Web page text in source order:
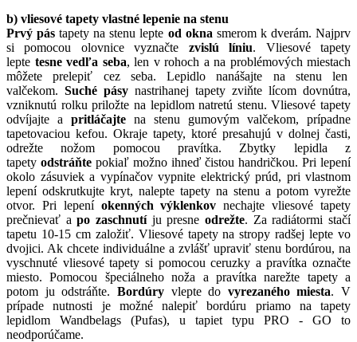
b) vliesové tapety vlastné lepenie na stenu
Prvý pás tapety na stenu lepte od okna smerom k dverám. Najprv
si pomocou olovnice vyznačte zvislú líniu. Vliesové tapety
lepte tesne vedľa seba, len v rohoch a na problémových miestach
môžete prelepiť cez seba. Lepidlo nanášajte na stenu len
valčekom. Suché pásy nastrihanej tapety zviňte lícom dovnútra,
vzniknutú rolku priložte na lepidlom natretú stenu. Vliesové tapety
odvíjajte a pritláčajte na stenu gumovým valčekom, prípadne
tapetovaciou kefou. Okraje tapety, ktoré presahujú v dolnej časti,
odrežte nožom pomocou pravítka. Zbytky lepidla z
tapety odstráňte pokiaľ možno ihneď čistou handričkou. Pri lepení
okolo zásuviek a vypínačov vypnite elektrický prúd, pri vlastnom
lepení odskrutkujte kryt, nalepte tapety na stenu a potom vyrežte
otvor. Pri lepení okenných výklenkov nechajte vliesové tapety
prečnievať apo zaschnutíju presneodrežte. Za radiátormi stačí
tapetu 10-15 cm založiť. Vliesové tapety na stropy radšej lepte vo
dvojici. Ak chcete individuálne a zvlášť upraviť stenu bordúrou, na
vyschnuté vliesové tapety si pomocou ceruzky a pravítka označte
miesto. Pomocou špeciálneho noža a pravítka narežte tapety a
potom ju odstráňte. Bordúry vlepte do vyrezaného miesta. V
prípade nutnosti je možné nalepiť bordúru priamo na tapety
lepidlom Wandbelags (Pufas), u tapiet typu PRO - GO to
neodporúčame.